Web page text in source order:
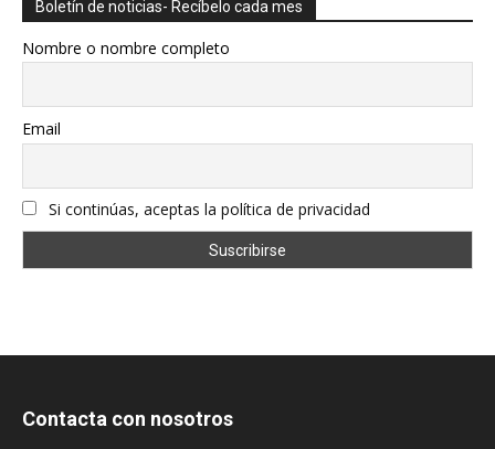
Boletín de noticias- Recíbelo cada mes
Nombre o nombre completo
Email
Si continúas, aceptas la política de privacidad
Contacta con nosotros